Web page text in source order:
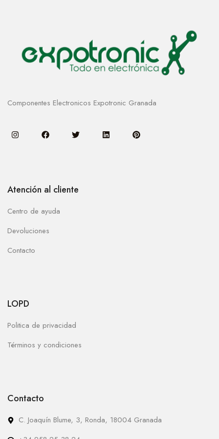
Componentes Electronicos Expotronic Granada
Atención al cliente
Centro de ayuda
Devoluciones
Contacto
LOPD
Politica de privacidad
Términos y condiciones
Contacto
C. Joaquín Blume, 3, Ronda, 18004 Granada